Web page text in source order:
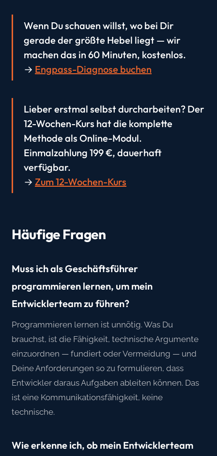
Wenn Du schauen willst, wo bei Dir
gerade der größte Hebel liegt — wir
machen das in 60 Minuten, kostenlos.
→ Engpass-Diagnose buchen
Lieber erstmal selbst durcharbeiten? Der
12-Wochen-Kurs hat die komplette
Methode als Online-Modul.
Einmalzahlung 199 €, dauerhaft
verfügbar.
→ Zum 12-Wochen-Kurs
Häufige Fragen
Muss ich als Geschäftsführer
programmieren lernen, um mein
Entwicklerteam zu führen?
Programmieren lernen ist unnötig. Was Du
brauchst, ist die Fähigkeit, technische Argumente
einzuordnen — fundiert oder Vermeidung — und
Deine Anforderungen so zu formulieren, dass
Entwickler daraus Aufgaben ableiten können. Das
ist eine Kommunikationsfähigkeit, keine
technische.
Wie erkenne ich, ob mein Entwicklerteam